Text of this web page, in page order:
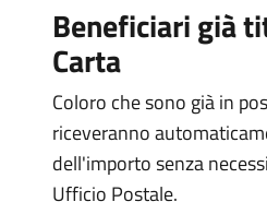
Beneficiari già
Carta
Coloro che sono già in
riceveranno
dell'importo senza
Ufficio Postale.